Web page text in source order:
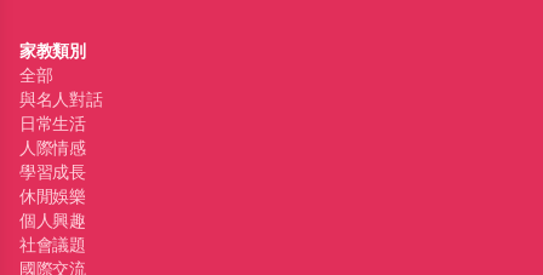
家教類別
全部
與名人對話
日常生活
人際情感
學習成長
休閒娛樂
個人興趣
社會議題
國際交流